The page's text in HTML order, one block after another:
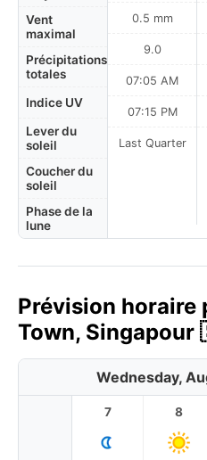
Vent
maximal
Précipitations
totales
Indice UV
Lever du
soleil
Coucher du
soleil
Phase de la
lune
0.5 mm
9.0
07:05 AM
07:15 PM
Last Quarter
Prévision horaire
Town,
Wednesday,
7 8